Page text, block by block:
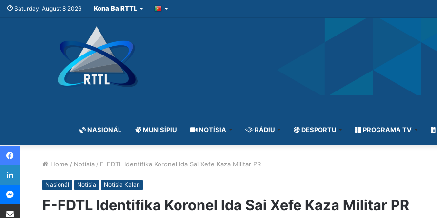
Saturday, August 8 2026 Kona Ba RTTL
NASIONÁL MUNISÍPIU NOTÍSIA RÁDIU DESPORTU PROGRAMA TV
Home / Notísia / F-FDTL Identifika Koronel Ida Sai Xefe Kaza Militar PR
Nasionál Notísia Notísia Kalan
F-FDTL Identifika Koronel Ida Sai Xefe Kaza Militar PR
Facebook
LinkedIn
Messenger